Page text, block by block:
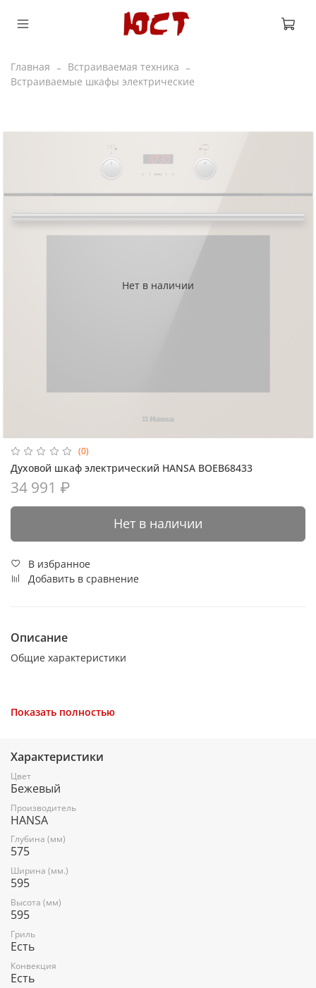
Главная
Встраиваемая техника
Встраиваемые шкафы электрические
Нет в наличии
(0)
Духовой шкаф электрический HANSA BOEB68433
34 991 ₽
Нет в наличии
В избранное
Добавить в сравнение
Описание
Общие характеристики
Установка
независимая
Объем духовки
Класс энергопотребления
A
Мощность подключения
Показать полностью
Характеристики
Цвет
Бежевый
Производитель
HANSA
Глубина (мм)
575
Ширина (мм.)
595
Высота (мм)
595
Гриль
Есть
Конвекция
Есть